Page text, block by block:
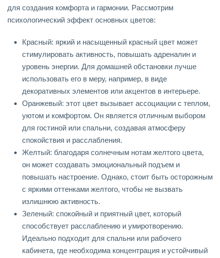
для создания комфорта и гармонии. Рассмотрим
психологический эффект основных цветов:
Красный: яркий и насыщенный красный цвет может
стимулировать активность, повышать адреналин и
уровень энергии. Для домашней обстановки лучше
использовать его в меру, например, в виде
декоративных элементов или акцентов в интерьере.
Оранжевый: этот цвет вызывает ассоциации с теплом,
уютом и комфортом. Он является отличным выбором
для гостиной или спальни, создавая атмосферу
спокойствия и расслабления.
Желтый: благодаря солнечным нотам желтого цвета,
он может создавать эмоциональный подъем и
повышать настроение. Однако, стоит быть осторожным
с яркими оттенками желтого, чтобы не вызвать
излишнюю активность.
Зеленый: спокойный и приятный цвет, который
способствует расслаблению и умиротворению.
Идеально подходит для спальни или рабочего
кабинета, где необходима концентрация и устойчивый